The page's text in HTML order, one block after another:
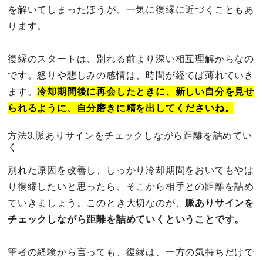
を解いてしまったほうが、一気に復縁に近づくこともあ
ります。
復縁のスタートは、別れる前より深い相互理解からなの
です。怒りや悲しみの感情は、時間が経てば薄れていき
ます。冷却期間後に再会したときに、新しい自分を見せ
られるように、自分磨きに精を出してくださいね。
方法3.脈ありサインをチェックしながら距離を詰めてい
く
別れた原因を改善し、しっかり冷却期間をおいてもやは
り復縁したいと思ったら、そこから相手との距離を詰め
ていきましょう。このとき大切なのが、 脈ありサインを
チェックしながら距離を詰めていくということです。
筆者の経験から言っても、復縁は、一方の気持ちだけで